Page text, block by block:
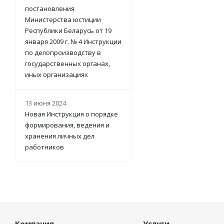
постановления
Министерства юстиции
Республики Беларусь от 19
января 2009 г. № 4 Инструкции
по делопроизводству в
государственных органах,
иных организациях
13 июня 2024
Новая Инструкция о порядке
формирования, ведения и
хранения личных дел
работников